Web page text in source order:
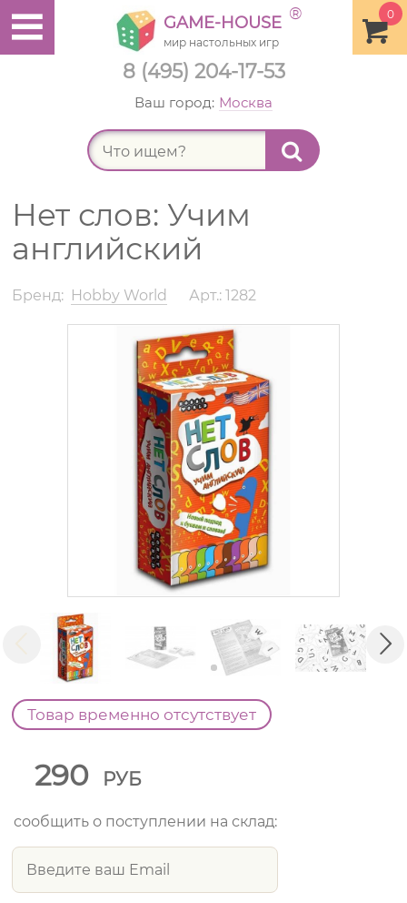
8 (495) 204-17-53
0
GAME-HOUSE ®
мир настольных игр
Ваш город: Москва
Нет слов: Учим
английский
Бренд: Hobby World Арт.: 1282
Товар временно отсутствует
290 РУБ
сообщить о поступлении на склад: